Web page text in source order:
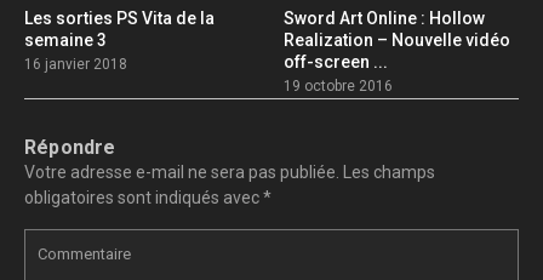
Les sorties PS Vita de la
semaine 3
16 janvier 2018
Sword Art Online : Hollow
Realization – Nouvelle vidéo
off-screen ...
19 octobre 2016
Répondre
Votre adresse e-mail ne sera pas publiée.
Les champs
obligatoires sont indiqués avec*